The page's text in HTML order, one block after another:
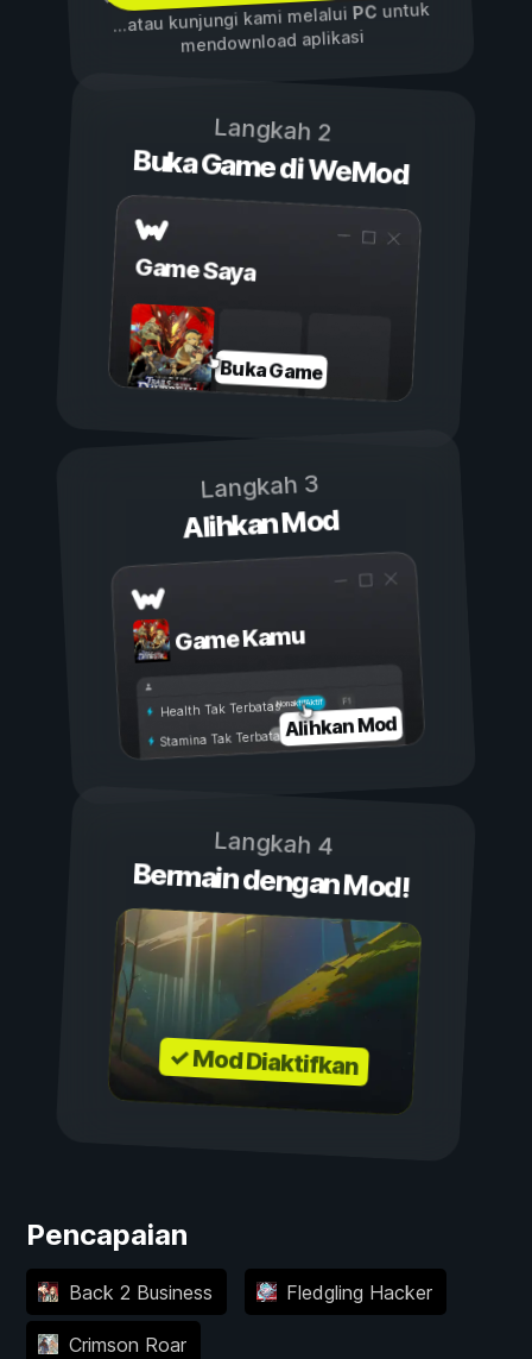
...atau kunjungi kami melalui PCuntuk
mendownload aplikasi
Langkah 2
Buka Game di WeMod
Game Saya
Buka Game
Langkah 3
Alihkan Mod
Game Kamu
Aktif
Nonaktif
Health Tak Terbatas
Stamina Tak TerbatasAlihkan Mod
Langkah 4
Bermain dengan Mod!
✓ Mod Diaktifkan
Pencapaian
Back 2 Business Fledgling Hacker
Crimson Roar